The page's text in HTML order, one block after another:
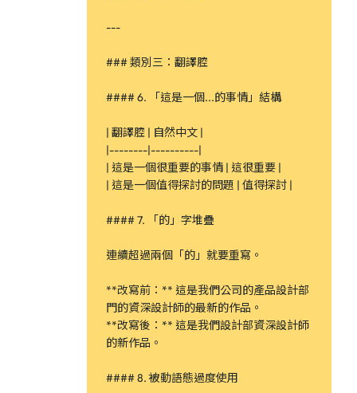
---
### 類別三：翻譯腔
#### 6. 「這是一個...的事情」結構
| 翻譯腔 | 自然中文 |
|--------|----------|
| 這是一個很重要的事情 | 這很重要 |
| 這是一個值得探討的問題 | 值得探討 |
#### 7. 「的」字堆疊
連續超過兩個「的」就要重寫。
**改寫前：** 這是我們公司的產品設計部
門的資深設計師的最新的作品。
**改寫後：** 這是我們設計部資深設計師
的新作品。
#### 8. 被動語態過度使用